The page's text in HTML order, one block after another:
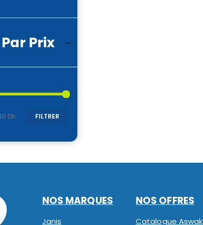
Prix
FILTRER
Dh
NOS MARQUES
Janis
NOS OFFRES
Catalogue Aswak